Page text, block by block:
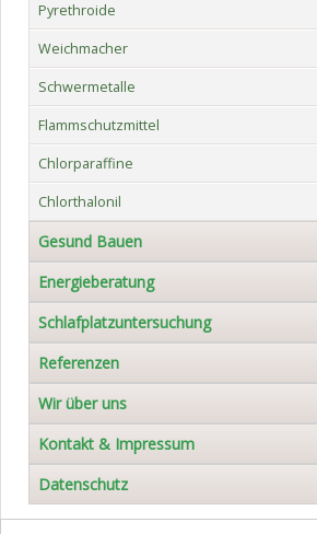
Pyrethroide
Weichmacher
Schwermetalle
Flammschutzmittel
Chlorparaffine
Chlorthalonil
Gesund Bauen
Energieberatung
Schlafplatzuntersuchung
Referenzen
Wir über uns
Kontakt & Impressum
Datenschutz